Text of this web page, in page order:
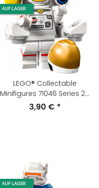
AUF LAGER
LEGO® Collectable
Minifigures 71046 Series 26
Astronaut auf
3,90 € *
AUF LAGER